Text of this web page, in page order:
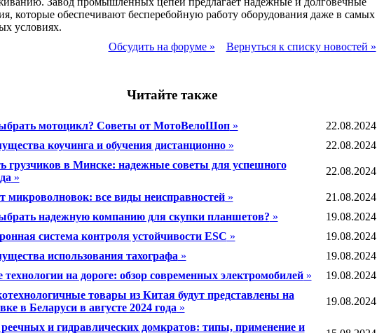
которые обеспечивают бесперебойную работу оборудования даже в самых
условиях.
Обсудить на форуме »
Вернуться к списку новостей »
Читайте также
мотоцикл? Советы от МотоВелоШоп»
22.08.2024
коучинга и обучения дистанционно»
22.08.2024
грузчиков в Минске: надежные советы для успешного
»
22.08.2024
микроволновок: все виды неисправностей»
21.08.2024
надежную компанию для скупки планшетов? »
19.08.2024
система контроля устойчивости ESC »
19.08.2024
использования тахографа »
19.08.2024
на дороге: обзор современных электромобилей»
19.08.2024
товары из Китая будут представлены на
в Беларуси в августе 2024 года »
19.08.2024
и гидравлических домкратов: типы, применение и